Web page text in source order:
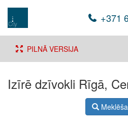
+371
PILNĀ VERSIJA
Izīrē dzīvokli Rīgā,